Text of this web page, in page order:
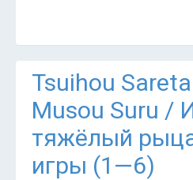
Tsuihou
Musou Suru /
тяжёлый
игры (1—6)